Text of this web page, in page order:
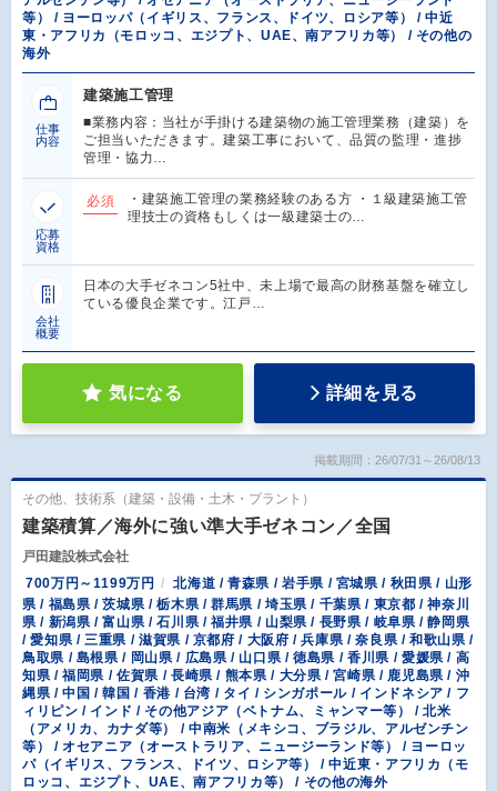
等） / ヨーロッパ（イギリス、フランス、ドイツ、ロシア等） / 中近
東・アフリカ（モロッコ、エジプト、UAE、南アフリカ等） / その他の
海外
仕事
内容
建築施工管理
■業務内容：当社が手掛ける建築物の施工管理業務（建築）を
ご担当いただきます。建築工事において、品質の監理・進捗
管理・協力…
応募
資格
必須
・建築施工管理の業務経験のある方 ・１級建築施工管
理技士の資格もしくは一級建築士の…
会社
概要
日本の大手ゼネコン5社中、未上場で最高の財務基盤を確立し
ている優良企業です。江戸…
気になる 詳細を見る
掲載期間：26/07/31～26/08/13
その他、技術系（建築・設備・土木・プラント）
建築積算／海外に強い準大手ゼネコン／全国
戸田建設株式会社
700万円～1199万円
北海道 / 青森県 / 岩手県 / 宮城県 / 秋田県 / 山形
県 / 福島県 / 茨城県 / 栃木県 / 群馬県 / 埼玉県 / 千葉県 / 東京都 / 神奈川
県 / 新潟県 / 富山県 / 石川県 / 福井県 / 山梨県 / 長野県 / 岐阜県 / 静岡県
/ 愛知県 / 三重県 / 滋賀県 / 京都府 / 大阪府 / 兵庫県 / 奈良県 / 和歌山県 /
鳥取県 / 島根県 / 岡山県 / 広島県 / 山口県 / 徳島県 / 香川県 / 愛媛県 / 高
知県 / 福岡県 / 佐賀県 / 長崎県 / 熊本県 / 大分県 / 宮崎県 / 鹿児島県 / 沖
縄県 / 中国 / 韓国 / 香港 / 台湾 / タイ / シンガポール / インドネシア / フ
ィリピン / インド / その他アジア（ベトナム、ミャンマー等） / 北米
（アメリカ、カナダ等） / 中南米（メキシコ、ブラジル、アルゼンチン
等） / オセアニア（オーストラリア、ニュージーランド等） / ヨーロッ
パ（イギリス、フランス、ドイツ、ロシア等） / 中近東・アフリカ（モ
ロッコ、エジプト、UAE、南アフリカ等） / その他の海外